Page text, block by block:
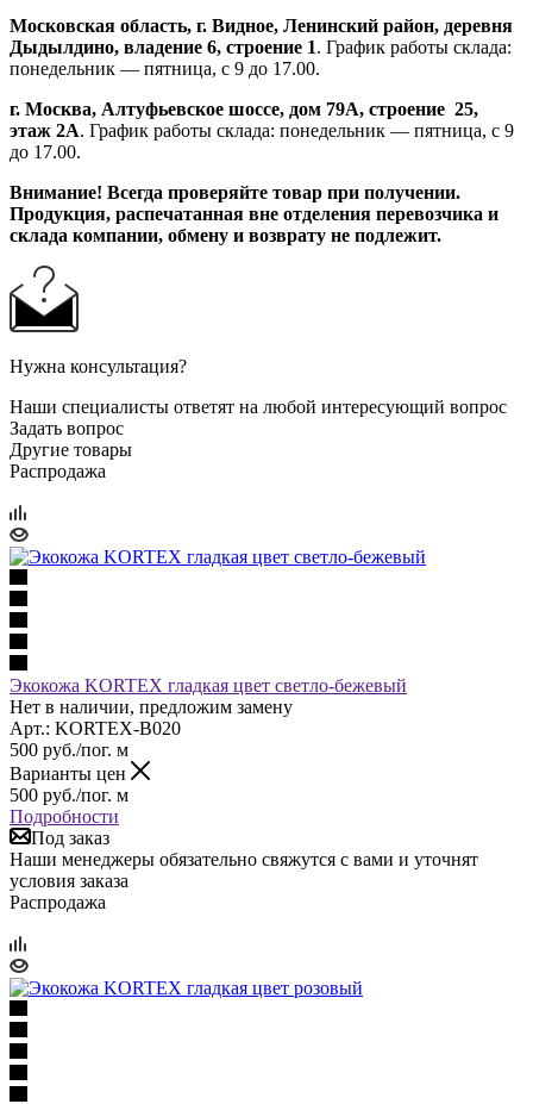
Московская область, г. Видное, Ленинский район, деревня
Дыдылдино, владение 6, строение 1. График работы склада:
понедельник — пятница, с 9 до 17.00.
г. Москва, Алтуфьевское шоссе, дом 79А, строение 25,
этаж 2А. График работы склада: понедельник — пятница, с 9
до 17.00.
Внимание! Всегда проверяйте товар при получении.
Продукция, распечатанная вне отделения перевозчика и
склада компании, обмену и возврату не подлежит.
Нужна консультация?
Наши специалисты ответят на любой интересующий вопрос
Задать вопрос
Другие товары
Распродажа
Экокожа KORTEX гладкая цвет светло-бежевый
Нет в наличии, предложим замену
Арт.: KORTEX-B020
500 руб./пог. м
Варианты цен
500 руб./пог. м
Подробности
Под заказ
Наши менеджеры обязательно свяжутся с вами и уточнят
условия заказа
Распродажа